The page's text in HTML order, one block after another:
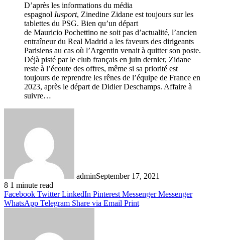
D’après les informations du média
espagnol Iusport, Zinedine Zidane est toujours sur les
tablettes du PSG. Bien qu’un départ
de Mauricio Pochettino ne soit pas d’actualité, l’ancien
entraîneur du Real Madrid a les faveurs des dirigeants
Parisiens au cas où l’Argentin venait à quitter son poste.
Déjà pisté par le club français en juin dernier, Zidane
reste à l’écoute des offres, même si sa priorité est
toujours de reprendre les rênes de l’équipe de France en
2023, après le départ de Didier Deschamps. Affaire à
suivre…
adminSeptember 17, 2021
8 1 minute read
Facebook Twitter LinkedIn Pinterest Messenger Messenger
WhatsApp Telegram Share via Email Print